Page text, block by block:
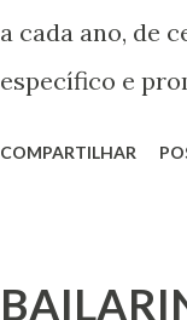
a cada ano, de
específico e
COMPARTILHAR